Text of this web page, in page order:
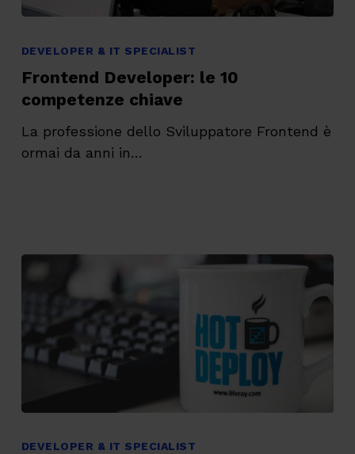
Developer:
le
competenze
chiave
DEVELOPER & IT SPECIALIST
Frontend Developer: le 10
competenze chiave
La professione dello Sviluppatore Frontend è
ormai da anni in…
architetture
DEVELOPER & IT SPECIALIST